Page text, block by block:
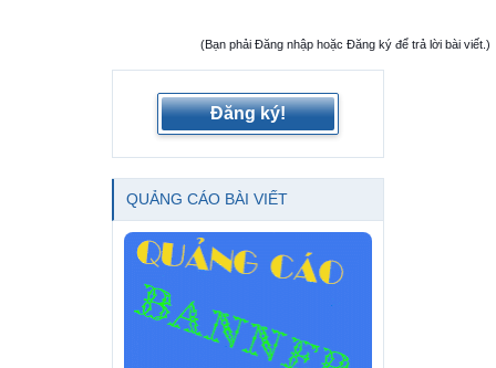
(Bạn phải Đăng nhập hoặc Đăng ký để trả lời bài viết.)
Đăng ký!
QUẢNG CÁO BÀI VIẾT